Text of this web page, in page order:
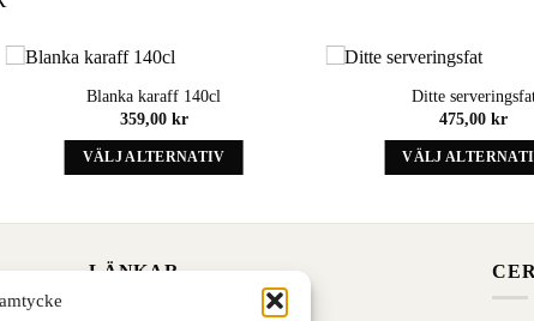
Blanka karaff 140cl
359,00 kr
VÄLJ ALTERNATIV
Ditte
475,00kr
VÄLJ
som
kan
LÄNKAR